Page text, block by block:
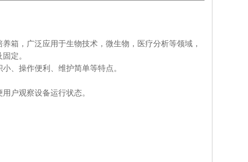
箱，广泛应用于生物技术，微生物，医疗分析等领域，
定。
、操作便利、维护简单等特点。
户观察设备运行状态。